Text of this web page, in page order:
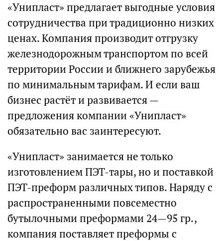
«Унипласт» предлагает выгодные условия
сотрудничества при традиционно низких
ценах. Компания производит отгрузку
железнодорожным транспортом по всей
территории России и ближнего зарубежья
по минимальным тарифам. И если ваш
бизнес растёт и развивается —
предложения компании «Унипласт»
обязательно вас заинтересуют.
«Унипласт» занимается не только
изготовлением ПЭТ-тары, но и поставкой
ПЭТ-преформ различных типов. Наряду с
распространенными повсеместно
бутылочными преформами 24—95 гр.,
компания поставляет преформы с